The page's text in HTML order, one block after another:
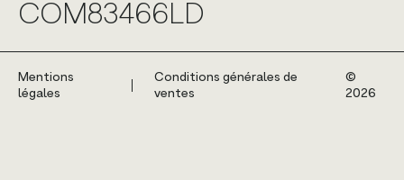
COM83466LD
Mentions
légales
Conditions générales de
ventes
©️
2026